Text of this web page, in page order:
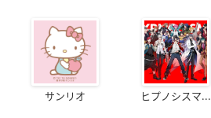
サンリオ ヒプノシスマ...